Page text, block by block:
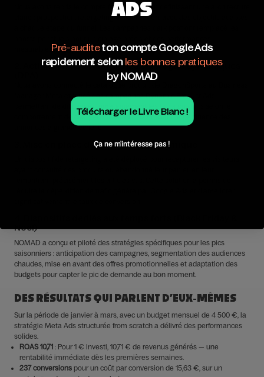
Nous avons repris le compte from scratch en définissant une architecture
claire : prospection, retargeting et fidélisation, avec des objectifs adaptés
mesurables.
2. Activation des campagnes catalogue dynamiques
Manager Meta et lancé des campagnes Dynamic Product Ads
permettant de diffuser automatiquement les bons produits selon le
comportement de chaque utilisateur, maximisant la pertinence des
annonces à grande échelle.
3. Mise en place du retargeting dynamique
Noël)
NOMAD a conçu et piloté des stratégies spécifiques pour les pics
saisonniers : anticipation des campagnes, segmentation des audiences
chaudes, mise en avant des offres promotionnelles et adaptation des
budgets pour capter le pic de demande au bon moment.
DES RÉSULTATS QUI PARLENT D’EUX-MÊMES
Sur la période de janvier à mars, avec un budget mensuel de 4 500 €, la
stratégie Meta Ads structurée from scratch a délivré des performances
solides.
ROAS 10,71 : Pour 1 € investi, 10,71 € de revenus générés — une
rentabilité immédiate dès les premières semaines.
237 conversions pour un coût par conversion de 15,63 €, sur un
ADS
Pré-auditeton compte Google Ads
rapidement selon les bonnes pratiques
by NOMAD
Télécharger le Livre Blanc !
Ça ne m'intéresse pas !